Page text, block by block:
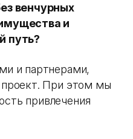
венчурных
и
путь?
и партнерами,
проект. При этом мы
привлечения